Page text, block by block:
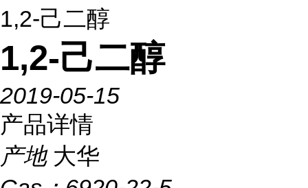
1,2-己二醇
1,2-己二醇
2019-05-15
产品详情
产地 大华